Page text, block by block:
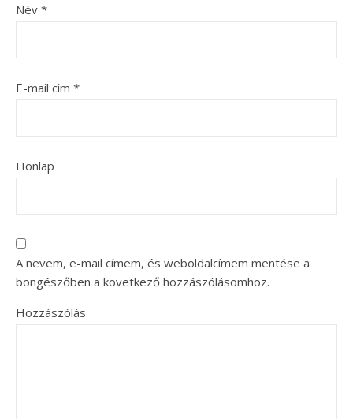
Név *
E-mail cím *
Honlap
A nevem, e-mail címem, és weboldalcímem mentése a
böngészőben a következő hozzászólásomhoz.
Hozzászólás